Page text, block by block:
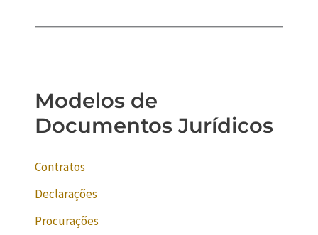
Modelos de
Documentos Jurídicos
Contratos
Declarações
Procurações